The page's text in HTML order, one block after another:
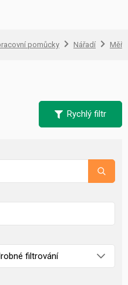
pomůcky Nářadí
Rychlý filtr
filtrování